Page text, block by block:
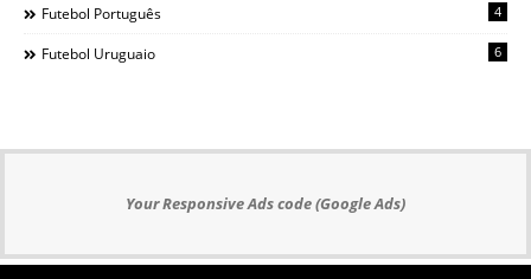
Futebol Português 4
Futebol Uruguaio 6
Your Responsive Ads code (Google Ads)